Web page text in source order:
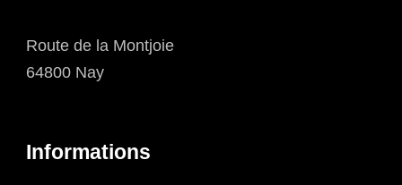
Route de la Montjoie
64800 Nay
Informations